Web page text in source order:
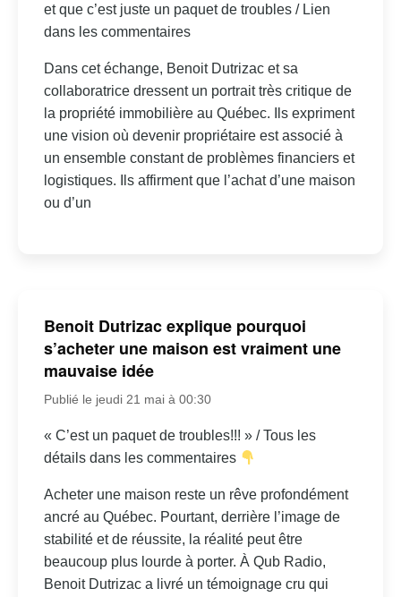
et que c’est juste un paquet de troubles / Lien
dans les commentaires
Dans cet échange, Benoit Dutrizac et sa
collaboratrice dressent un portrait très critique de
la propriété immobilière au Québec. Ils expriment
une vision où devenir propriétaire est associé à
un ensemble constant de problèmes financiers et
logistiques. Ils affirment que l’achat d’une maison
ou d’un
Benoit Dutrizac explique pourquoi
s’acheter une maison est vraiment une
mauvaise idée
Publié le jeudi 21 mai à 00:30
« C’est un paquet de troubles!!! » / Tous les
détails dans les commentaires
Acheter une maison reste un rêve profondément
ancré au Québec. Pourtant, derrière l’image de
stabilité et de réussite, la réalité peut être
beaucoup plus lourde à porter. À Qub Radio,
Benoit Dutrizac a livré un témoignage cru qui